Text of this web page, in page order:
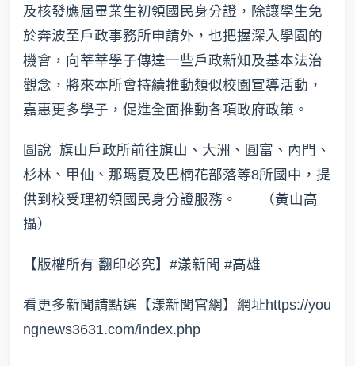
及核發應屆畢業生初領國民身分證，除讓學生免
於奔波至戶政事務所申請外，也把握深入學園的
機會，向莘莘學子傳達一些戶政新知及基本法治
觀念，將來本所會持續推動類似校園宣導活動，
嘉惠更多學子，促進全面推動各項政府政策。
圖說 旗山戶政所前往旗山、大洲、圓富、內門、
杉林、甲仙、那瑪夏及巴楠花部落等8所國中，提
供到校受理初領國民身分證服務。 （黃山高
攝）
【版權所有 翻印必究】#漾新聞 #高雄
看更多新聞請點選【漾新聞官網】網址https://you
ngnews3631.com/index.php